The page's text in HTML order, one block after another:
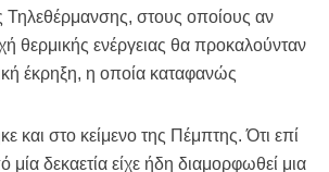
Τηλεθέρμανσης, στους οποίους αν
θερμικής ενέργειας θα προκαλούνταν
έκρηξη, η οποία καταφανώς
και στο κείμενο της Πέμπτης. Ότι επί
δεκαετία είχε ήδη διαμορφωθεί μια